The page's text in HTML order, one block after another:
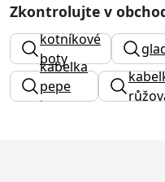
Zkontrolujte v
rieker
kotníkové
boty
dámské
kabelka
pepe
jeans